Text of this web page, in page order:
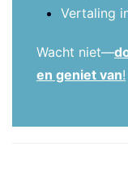
Vertaling
Wacht niet—
en geniet van!